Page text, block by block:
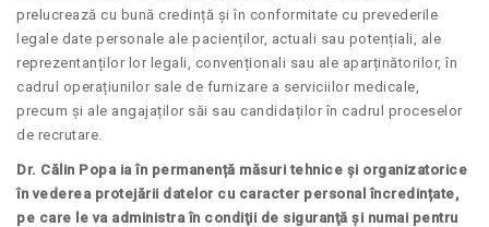
prelucrează cu bună credință și în conformitate cu prevederile
legale date personale ale pacienților, actuali sau potențiali, ale
reprezentanților lor legali, convenționali sau ale aparținătorilor, în
cadrul operațiunilor sale de furnizare a serviciilor medicale,
precum și ale angajaților săi sau candidaților în cadrul proceselor
de recrutare.
Dr. Călin Popa ia în permanență măsuri tehnice și organizatorice
în vederea protejării datelor cu caracter personal încredințate,
pe care le va administra în condiţii de siguranţă şi numai pentru